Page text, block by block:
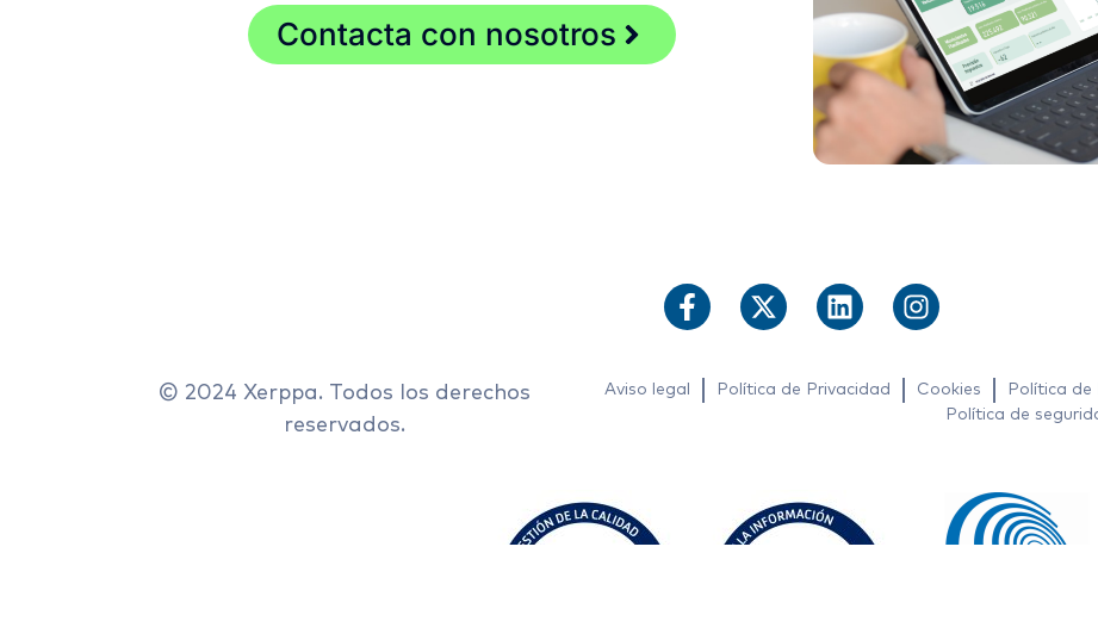
Contacta con nosotros
© 2024 Xerppa. Todos los derechos
reservados.
Aviso legal Política de Privacidad Cookies Política de
Política de